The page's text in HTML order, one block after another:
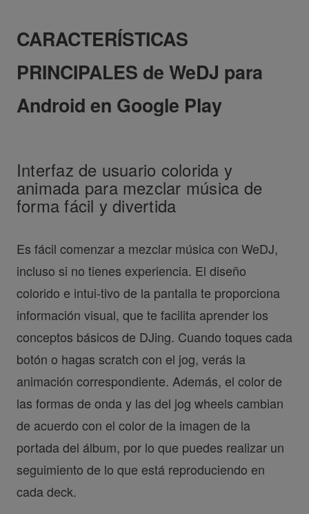
CARACTERÍSTICAS
PRINCIPALES de WeDJ para
Android en Google Play
Interfaz de usuario colorida y
animada para mezclar música de
forma fácil y divertida
Es fácil comenzar a mezclar música con WeDJ,
incluso si no tienes experiencia. El diseño
colorido e intui-tivo de la pantalla te proporciona
información visual, que te facilita aprender los
conceptos básicos de DJing. Cuando toques cada
botón o hagas scratch con el jog, verás la
animación correspondiente. Además, el color de
las formas de onda y las del jog wheels cambian
de acuerdo con el color de la imagen de la
portada del álbum, por lo que puedes realizar un
seguimiento de lo que está reproduciendo en
cada deck.